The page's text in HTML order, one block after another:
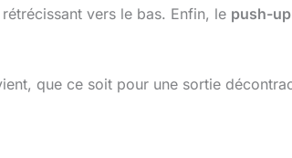
vers le bas. Enfin, le push-up
que ce soit pour une sortie